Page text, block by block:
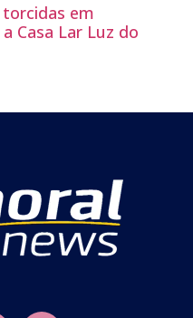
torcidas em
Casa Lar Luz do